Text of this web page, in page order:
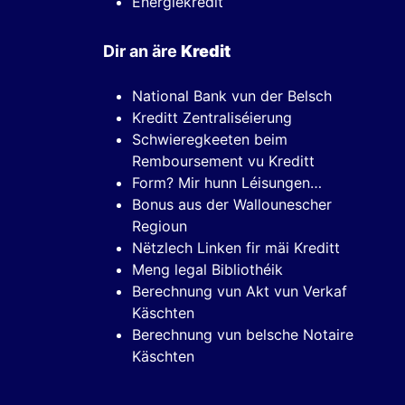
Dir an äre Kredit
National Bank vun der Belsch
Kreditt Zentraliséierung
Schwieregkeeten beim
Remboursement vu Kreditt
Form? Mir hunn Léisungen…
Bonus aus der Wallounescher
Regioun
Nëtzlech Linken fir mäi Kreditt
Meng legal Bibliothéik
Berechnung vun Akt vun Verkaf
Käschten
Berechnung vun belsche Notaire
Käschten